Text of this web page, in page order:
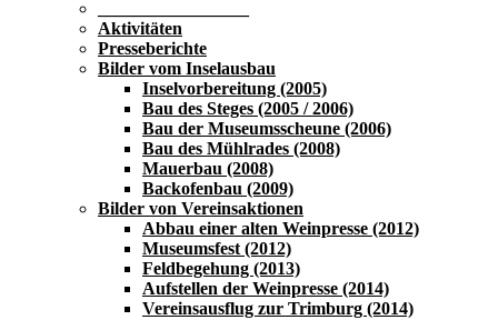
Aktivitäten
Presseberichte
Bilder vom Inselausbau
Inselvorbereitung (2005)
Bau des Steges (2005 / 2006)
Bau der Museumsscheune (2006)
Bau des Mühlrades (2008)
Mauerbau (2008)
Backofenbau (2009)
Bilder von Vereinsaktionen
Abbau einer alten Weinpresse (2012)
Museumsfest (2012)
Feldbegehung (2013)
Aufstellen der Weinpresse (2014)
Vereinsausflug zur Trimburg (2014)